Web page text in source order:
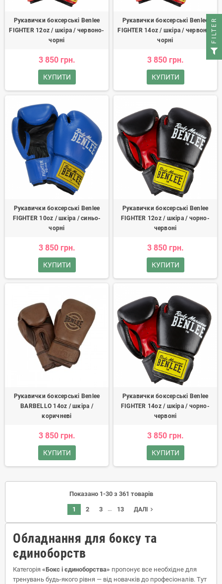
Рукавички боксерські Benlee
FIGHTER 12oz / шкіра / червоно-
чорні
3 850 грн.
КУПИТИ
Рукавички боксерські Benlee
FIGHTER 14oz / шкіра / червоно-
чорні
3 850 грн.
КУПИТИ
Рукавички боксерські Benlee
FIGHTER 10oz / шкіра / синьо-
чорні
3 850 грн.
КУПИТИ
Рукавички боксерські Benlee
FIGHTER 12oz / шкіра / чорно-
червоні
3 850 грн.
КУПИТИ
Рукавички боксерські Benlee
BARBELLO 14oz / шкіра /
коричневі
3 850 грн.
КУПИТИ
Рукавички боксерські Benlee
FIGHTER 14oz / шкіра / чорно-
червоні
3 850 грн.
КУПИТИ
Показано 1-30 з 361 товарів
1 2 3 … 13 ДАЛІ navigate_next
Обладнання для боксу та
єдиноборств
Категорія «Бокс і єдиноборства» пропонує все необхідне для
тренувань будь-якого рівня — від новачків до професіоналів. Тут
FILTER